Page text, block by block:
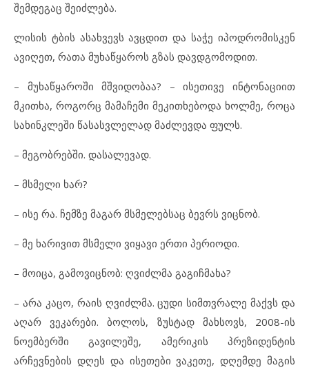
შემდეგაც შეიძლება.
ლისის ტბის ასახვევს ავცდით და საჭე იპოდრომისკენ
ავიღეთ, რათა მუხაწყაროს გზას დავდგომოდით.
– მუხაწყაროში მშვიდობაა? – ისეთივე ინტონაციით
მკითხა, როგორც მამაჩემი მეკითხებოდა ხოლმე, როცა
სახინკლეში წასასვლელად მაძლევდა ფულს.
– მეგობრებში. დასალევად.
– მსმელი ხარ?
– ისე რა. ჩემზე მაგარ მსმელებსაც ბევრს ვიცნობ.
– მე ხარივით მსმელი ვიყავი ერთი პერიოდი.
– მოიცა, გამოვიცნობ: ღვიძლმა გაგიჩმახა?
– არა კაცო, რაის ღვიძლმა. ცუდი სიმთვრალე მაქვს და
აღარ ვეკარები. ბოლოს, ზუსტად მახსოვს, 2008-ის
ნოემბერში გავილეშე, ამერიკის პრეზიდენტის
არჩევნების დღეს და ისეთები ვაკეთე, დღემდე მაგის